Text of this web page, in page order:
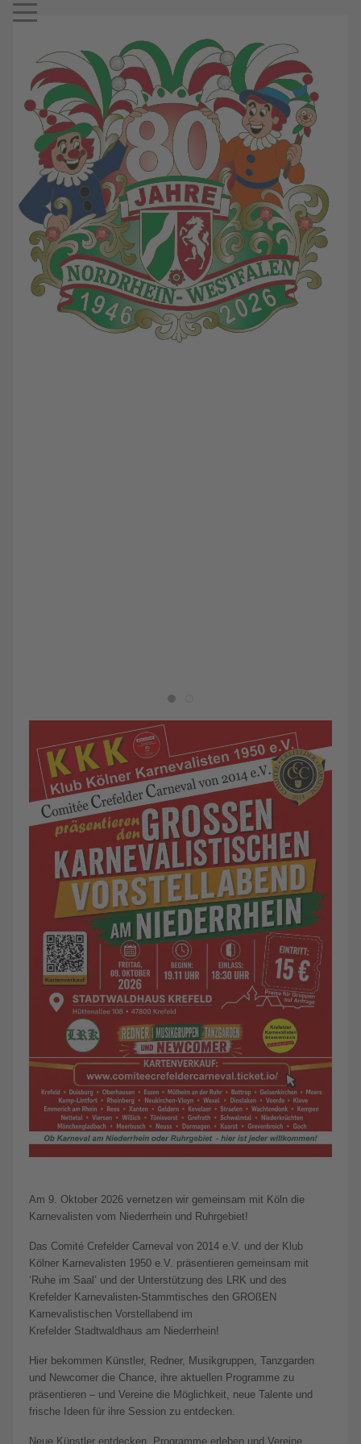
Mobile Menu Toggle
Am 9. Oktober 2026 vernetzen wir gemeinsam mit Köln die
Karnevalisten vom Niederrhein und Ruhrgebiet!
Das Comité Crefelder Carneval von 2014 e.V. und der Klub
Kölner Karnevalisten 1950 e.V. präsentieren gemeinsam mit
‘Ruhe im Saal’ und der Unterstützung des LRK und des
Krefelder Karnevalisten-Stammtisches den GROßEN
Karnevalistischen Vorstellabend im
Krefelder Stadtwaldhaus am Niederrhein!
Hier bekommen Künstler, Redner, Musikgruppen, Tanzgarden
und Newcomer die Chance, ihre aktuellen Programme zu
präsentieren – und Vereine die Möglichkeit, neue Talente und
frische Ideen für ihre Session zu entdecken.
Neue Künstler entdecken, Programme erleben und Vereine